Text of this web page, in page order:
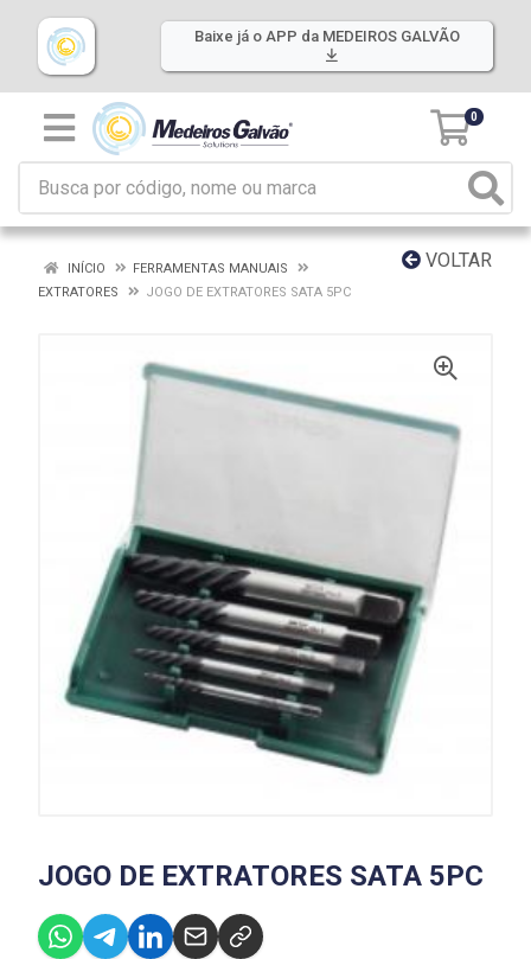
Baixe já o APP da MEDEIROS GALVÃO
0
VOLTAR
INÍCIO
FERRAMENTAS MANUAIS
EXTRATORES
JOGO DE EXTRATORES SATA 5PC
JOGO DE EXTRATORES SATA 5PC